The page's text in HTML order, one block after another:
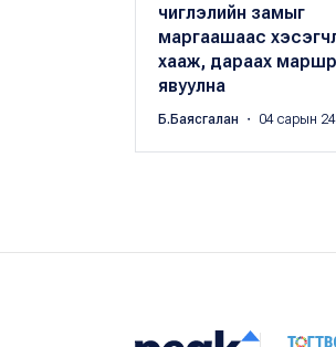
чиглэлийн замыг
маргаашаас
хааж, дараах
явуулна
Б.Баясгалан ・ 04 сарын